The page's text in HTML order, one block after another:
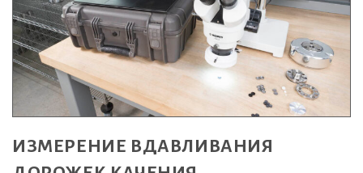
ИЗМЕРЕНИЕ ВДАВЛИВАНИЯ